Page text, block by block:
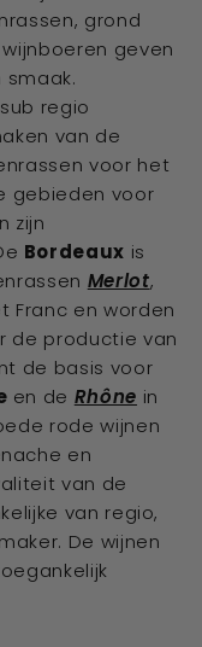
grond
geven
smaak.
regio
van de
voor het
gebieden voor
zijn
Bordeaux is
Merlot,
Franc en worden
de productie van
de basis voor
en de Rhône in
rode wijnen
en
van de
van regio,
De wijnen